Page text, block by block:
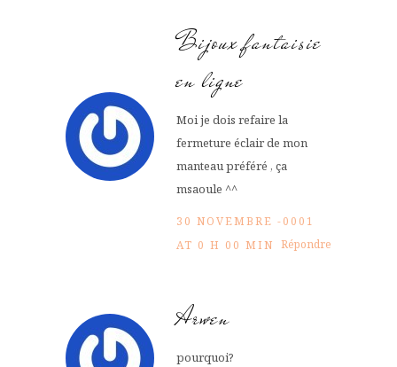
Bijoux fantaisie
en ligne
Moi je dois refaire la
fermeture éclair de mon
manteau préféré , ça
msaoule ^^
30 NOVEMBRE -0001
AT 0 H 00 MIN Répondre
Arwen
pourquoi?